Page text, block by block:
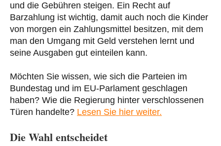
und die Gebühren steigen. Ein Recht auf
Barzahlung ist wichtig, damit auch noch die Kinder
von morgen ein Zahlungsmittel besitzen, mit dem
man den Umgang mit Geld verstehen lernt und
seine Ausgaben gut einteilen kann.
Möchten Sie wissen, wie sich die Parteien im
Bundestag und im EU-Parlament geschlagen
haben? Wie die Regierung hinter verschlossenen
Türen handelte? Lesen Sie hier weiter.
Die Wahl entscheidet